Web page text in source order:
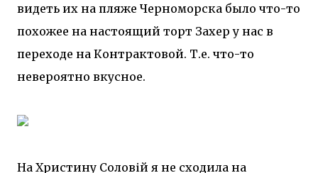
видеть их на пляже Черноморска было что-то
похожее на настоящий торт Захер у нас в
переходе на Контрактовой. Т.е. что-то
невероятно вкусное.
На Христину Соловій я не сходила на